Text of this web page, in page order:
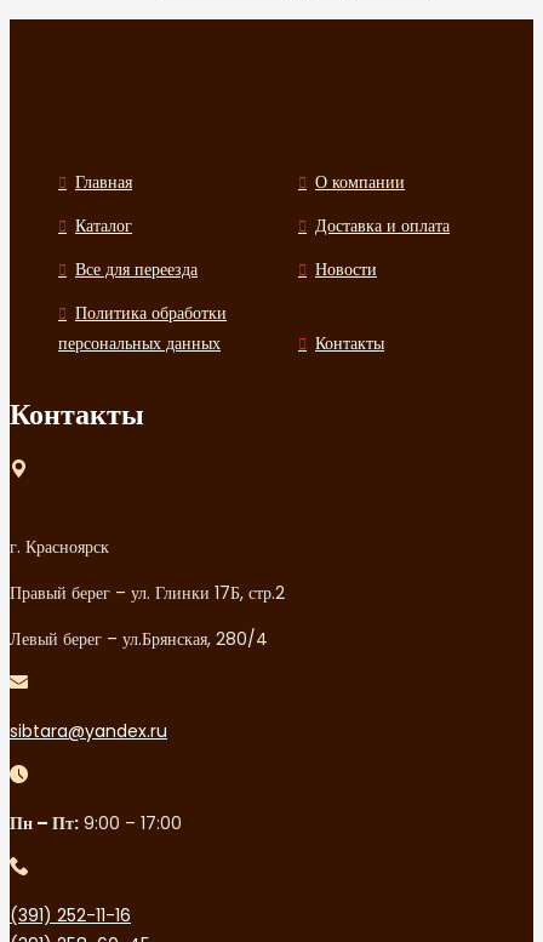
Главная
О компании
Каталог
Доставка и оплата
Все для переезда
Новости
Политика обработки
персональных данных
Контакты
Контакты
г. Красноярск
Правый берег – ул. Глинки 17Б, стр.2
Левый берег – ул.Брянская, 280/4
sibtara@yandex.ru
Пн – Пт: 9:00 – 17:00
(391) 252-11-16